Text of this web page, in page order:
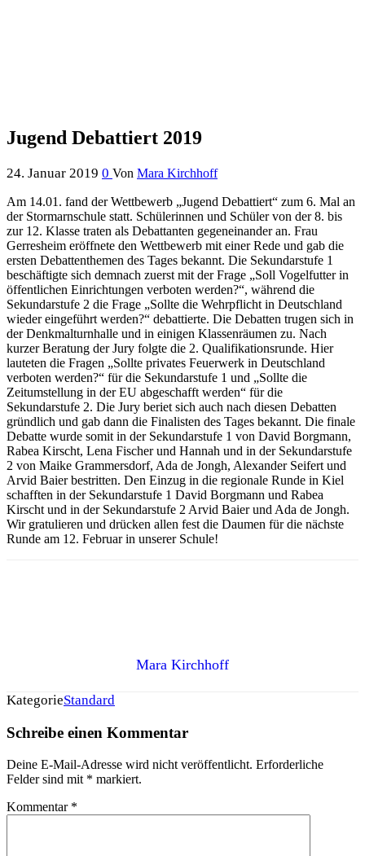
Jugend Debattiert 2019
24. Januar 2019 0 Von Mara Kirchhoff
Am 14.01. fand der Wettbewerb „Jugend Debattiert“ zum 6. Mal an
der Stormarnschule statt. Schülerinnen und Schüler von der 8. bis
zur 12. Klasse traten als Debattanten gegeneinander an. Frau
Gerresheim eröffnete den Wettbewerb mit einer Rede und gab die
ersten Debattenthemen des Tages bekannt. Die Sekundarstufe 1
beschäftigte sich demnach zuerst mit der Frage „Soll Vogelfutter in
öffentlichen Einrichtungen verboten werden?“, während die
Sekundarstufe 2 die Frage „Sollte die Wehrpflicht in Deutschland
wieder eingeführt werden?“ debattierte. Die Debatten trugen sich in
der Denkmalturnhalle und in einigen Klassenräumen zu. Nach
kurzer Beratung der Jury folgte die 2. Qualifikationsrunde. Hier
lauteten die Fragen „Sollte privates Feuerwerk in Deutschland
verboten werden?“ für die Sekundarstufe 1 und „Sollte die
Zeitumstellung in der EU abgeschafft werden“ für die
Sekundarstufe 2. Die Jury beriet sich auch nach diesen Debatten
gründlich und gab dann die Finalisten des Tages bekannt. Die finale
Debatte wurde somit in der Sekundarstufe 1 von David Borgmann,
Rabea Kirscht, Lena Fischer und Hannah und in der Sekundarstufe
2 von Maike Grammersdorf, Ada de Jongh, Alexander Seifert und
Arvid Baier bestritten. Den Einzug in die regionale Runde in Kiel
schafften in der Sekundarstufe 1 David Borgmann und Rabea
Kirscht und in der Sekundarstufe 2 Arvid Baier und Ada de Jongh.
Wir gratulieren und drücken allen fest die Daumen für die nächste
Runde am 12. Februar in unserer Schule!
Mara Kirchhoff
KategorieStandard
Schreibe einen Kommentar
Deine E-Mail-Adresse wird nicht veröffentlicht. Erforderliche
Felder sind mit * markiert.
Kommentar *